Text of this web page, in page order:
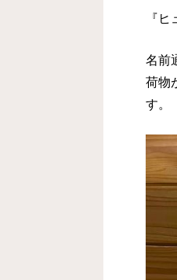
『
名前
荷物
す。